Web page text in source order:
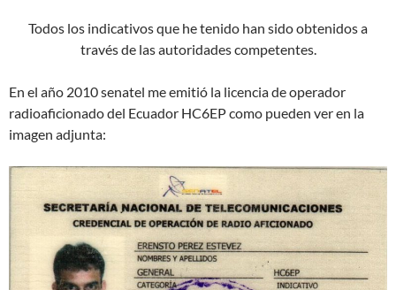
Todos los indicativos que he tenido han sido obtenidos a
través de las autoridades competentes.
En el año 2010 senatel me emitió la licencia de operador
radioaficionado del Ecuador HC6EP como pueden ver en la
imagen adjunta: